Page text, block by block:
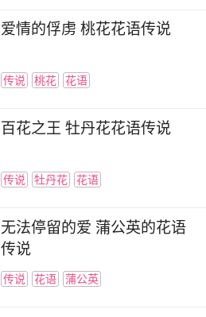
爱情的俘虏 桃花花语传说
传说 桃花 花语
百花之王 牡丹花花语传说
传说 牡丹花 花语
无法停留的爱 蒲公英的花语
传说
传说 花语 蒲公英